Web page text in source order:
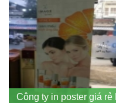
Công ty in poster giá rẻ